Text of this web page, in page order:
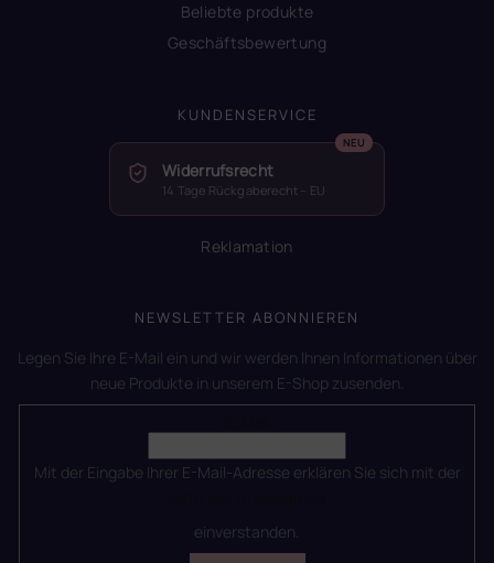
Beliebte produkte
Geschäftsbewertung
KUNDENSERVICE
Widerrufsrecht
14 Tage Rückgaberecht – EU
Reklamation
NEWSLETTER ABONNIEREN
Legen Sie Ihre E-Mail ein und wir werden Ihnen Informationen über
neue Produkte in unserem E-Shop zusenden.
Mit der Eingabe Ihrer E-Mail-Adresse erklären Sie sich mit der
einverstanden.